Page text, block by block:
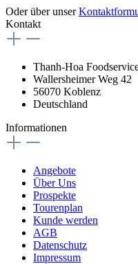
Oder über unser
Kontakt
Thanh-Hoa
Wallersheimer Weg 42
56070 Koblenz
Deutschland
Informationen
Angebote
Über Uns
Prospekte
Tourenplan
Kunde werden
AGB
Datenschutz
Impressum